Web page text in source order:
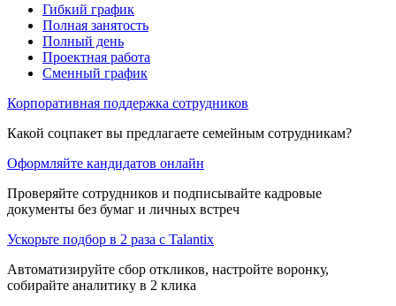
Гибкий график
Полная занятость
Полный день
Проектная работа
Сменный график
Корпоративная поддержка сотрудников
Какой соцпакет вы предлагаете семейным сотрудникам?
Оформляйте кандидатов онлайн
Проверяйте сотрудников и подписывайте кадровые
документы без бумаг и личных встреч
Ускорьте подбор в 2 раза с Talantix
Автоматизируйте сбор откликов, настройте воронку,
собирайте аналитику в 2 клика